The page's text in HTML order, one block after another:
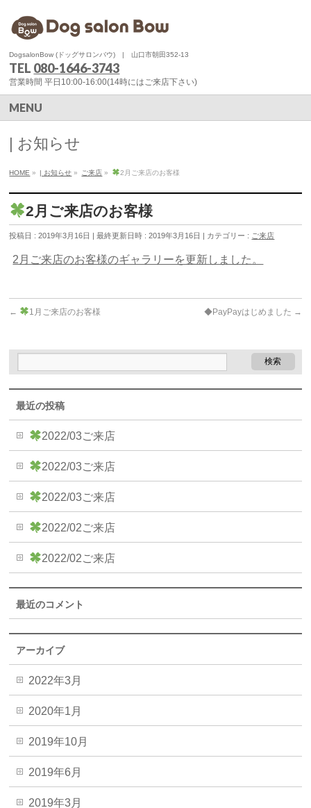
DogsalonBow (ドッグサロンバウ) | 山口市朝田352-13
TEL 080-1646-3743
営業時間 平日10:00-16:00(14時にはご来店下さい)
MENU
| お知らせ
HOME » | お知らせ » ご来店 » 2月ご来店のお客様
2月ご来店のお客様
投稿日 : 2019年3月16日 最終更新日時 : 2019年3月16日 カテゴリー : ご来店
2月ご来店のお客様のギャラリーを更新しました。
← 1月ご来店のお客様 ◆PayPayはじめました →
最近の投稿
2022/03ご来店
2022/03ご来店
2022/03ご来店
2022/02ご来店
2022/02ご来店
最近のコメント
アーカイブ
2022年3月
2020年1月
2019年10月
2019年6月
2019年3月